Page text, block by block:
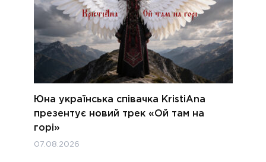
Юна українська співачка KristiAna
презентує новий трек «Ой там на
горі»
07.08.2026